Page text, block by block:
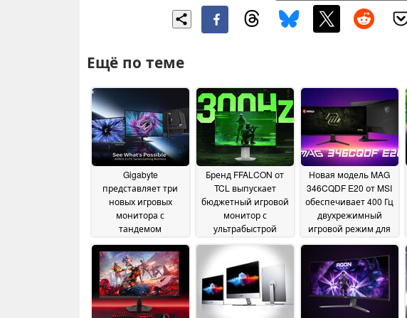
Ещё по теме
Gigabyte
представляет три
новых игровых
монитора с
тандемом
Mini LED03 June 2026
Бренд FFALCON от
TCL выпускает
бюджетный игровой
монитор с
ультрабыстрой
1080p
Новая модель MAG
346CQDF E20 от MSI
обеспечивает 400 Гц
двухрежимный
игровой режим для
ультрамалых
мониторов25 May 2026